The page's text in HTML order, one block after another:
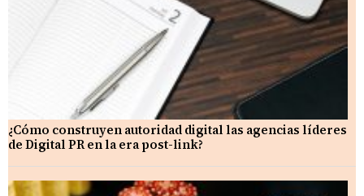
¿Cómo construyen autoridad digital las agencias líderes
de Digital PR en la era post-link?